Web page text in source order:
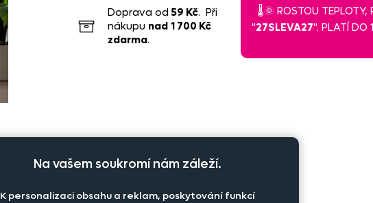
Doprava od 59 Kč. Při
nákupu nad 1 700 Kč
zdarma.
🌡️🌞 ROSTOU
"27SLEVA27". PLATÍ DO
Na vašem soukromí nám záleží.
K personalizaci obsahu a reklam, poskytování funkcí